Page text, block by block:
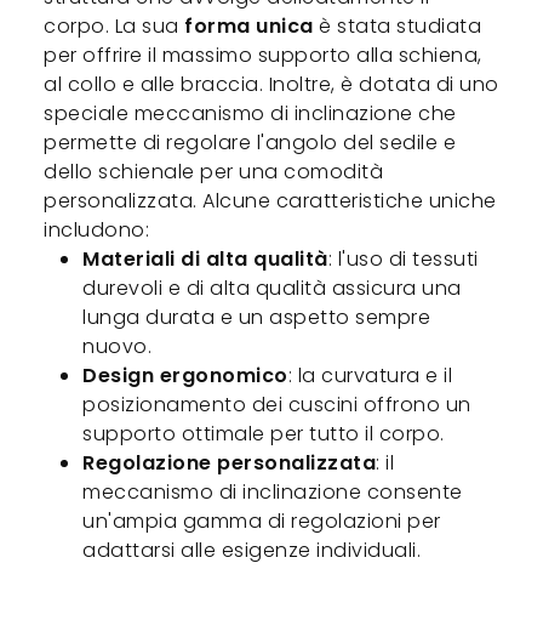
corpo. La sua forma unica è stata studiata
per offrire il massimo supporto alla schiena,
al collo e alle braccia. Inoltre, è dotata di uno
speciale meccanismo di inclinazione che
permette di regolare l'angolo del sedile e
dello schienale per una comodità
personalizzata. Alcune caratteristiche uniche
includono:
Materiali di alta qualità: l'uso di tessuti
durevoli e di alta qualità assicura una
lunga durata e un aspetto sempre
nuovo.
Design ergonomico: la curvatura e il
posizionamento dei cuscini offrono un
supporto ottimale per tutto il corpo.
Regolazione personalizzata: il
meccanismo di inclinazione consente
un'ampia gamma di regolazioni per
adattarsi alle esigenze individuali.